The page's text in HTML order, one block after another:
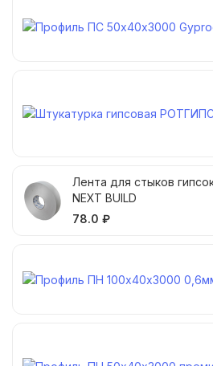
Лента для стыков
NEXT BUILD
78.0 ₽